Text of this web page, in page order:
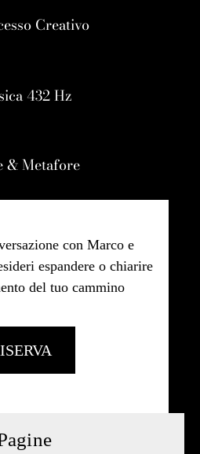
Creativo
432 Hz
& Metafore
con Marco e
espandere o chiarire
del tuo cammino